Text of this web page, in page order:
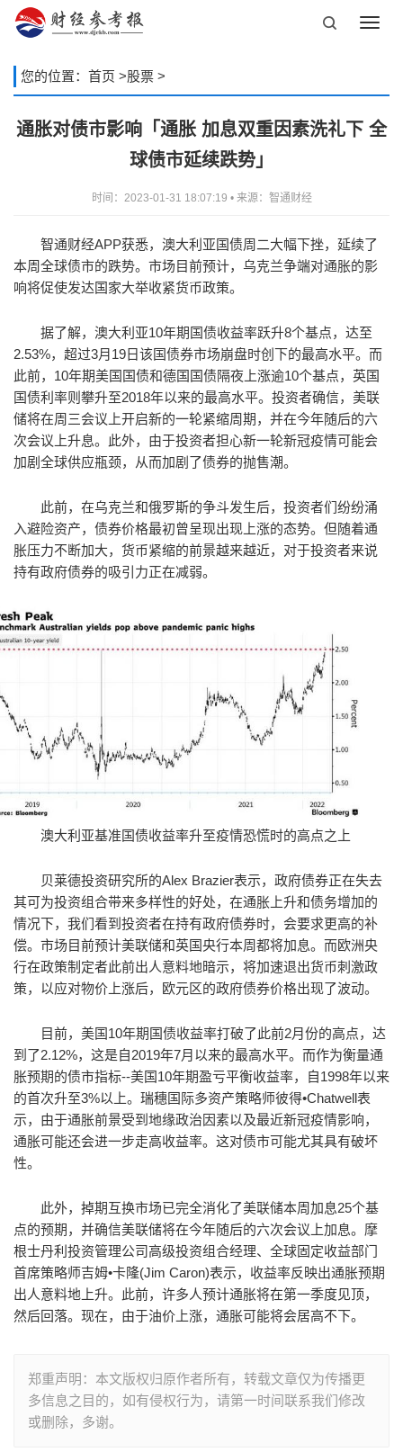
您的位置： 首页 >股票 >
通胀对债市影响「通胀 加息双重因素洗礼下 全
球债市延续跌势」
时间：2023-01-31 18:07:19 • 来源：智通财经
智通财经APP获悉，澳大利亚国债周二大幅下挫，延续了
本周全球债市的跌势。市场目前预计，乌克兰争端对通胀的影
响将促使发达国家大举收紧货币政策。
据了解，澳大利亚10年期国债收益率跃升8个基点，达至
2.53%，超过3月19日该国债券市场崩盘时创下的最高水平。而
此前，10年期美国国债和德国国债隔夜上涨逾10个基点，英国
国债利率则攀升至2018年以来的最高水平。投资者确信，美联
储将在周三会议上开启新的一轮紧缩周期，并在今年随后的六
次会议上升息。此外，由于投资者担心新一轮新冠疫情可能会
加剧全球供应瓶颈，从而加剧了债券的抛售潮。
此前，在乌克兰和俄罗斯的争斗发生后，投资者们纷纷涌
入避险资产，债券价格最初曾呈现出现上涨的态势。但随着通
胀压力不断加大，货币紧缩的前景越来越近，对于投资者来说
持有政府债券的吸引力正在减弱。
澳大利亚基准国债收益率升至疫情恐慌时的高点之上
贝莱德投资研究所的Alex Brazier表示，政府债券正在失去
其可为投资组合带来多样性的好处，在通胀上升和债务增加的
情况下，我们看到投资者在持有政府债券时，会要求更高的补
偿。市场目前预计美联储和英国央行本周都将加息。而欧洲央
行在政策制定者此前出人意料地暗示，将加速退出货币刺激政
策，以应对物价上涨后，欧元区的政府债券价格出现了波动。
目前，美国10年期国债收益率打破了此前2月份的高点，达
到了2.12%，这是自2019年7月以来的最高水平。而作为衡量通
胀预期的债市指标--美国10年期盈亏平衡收益率，自1998年以来
的首次升至3%以上。瑞穗国际多资产策略师彼得•Chatwell表
示，由于通胀前景受到地缘政治因素以及最近新冠疫情影响，
通胀可能还会进一步走高收益率。这对债市可能尤其具有破坏
性。
此外，掉期互换市场已完全消化了美联储本周加息25个基
点的预期，并确信美联储将在今年随后的六次会议上加息。摩
根士丹利投资管理公司高级投资组合经理、全球固定收益部门
首席策略师吉姆•卡隆(Jim Caron)表示，收益率反映出通胀预期
出人意料地上升。此前，许多人预计通胀将在第一季度见顶，
然后回落。现在，由于油价上涨，通胀可能将会居高不下。
郑重声明：本文版权归原作者所有，转载文章仅为传播更
多信息之目的，如有侵权行为，请第一时间联系我们修改
或删除，多谢。